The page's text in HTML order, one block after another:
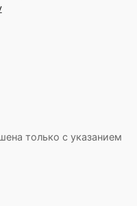
только с указанием